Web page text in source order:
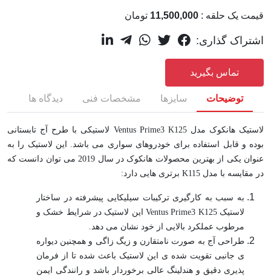
قیمت یک حلقه : 11,500,000 تومان
اشتراک گذاری:
تماس بگیرید
توضیحات سایزها مشخصات فنی دیدگاه ها
لاستیک هانکوک مدل Ventus Prime3 K125 لاستیکی با طرح آج تابستانی
بوده و قابل استفاده برای خودروهای سواری می باشد. این لاستیک را به
عنوان یکی از بهترین محصولات هانکوک در سال 2019 می توان دانست که
در مقایسه با مدل K115 برتری هایی دارد:
به سبب به کارگیری ترکیبات سیلیکایی پیشرفته در ساختار
لاستیک Ventus Prime3 K125 این لاستیک در شرایط خشک و
مرطوب عملکرد بالایی از خود نشان می دهد.
طراحی آج به صورت نامتقارن و زیگ زاگی و همچنین دیواره
ی جانبی تقویت شده ی این لاستیک باعث شده تا از فرمان
پذیری دقیق و هندلینگ عالی برخوردار باشد و رانندگی ایمن